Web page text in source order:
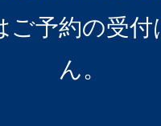
ご予約の受
ん。